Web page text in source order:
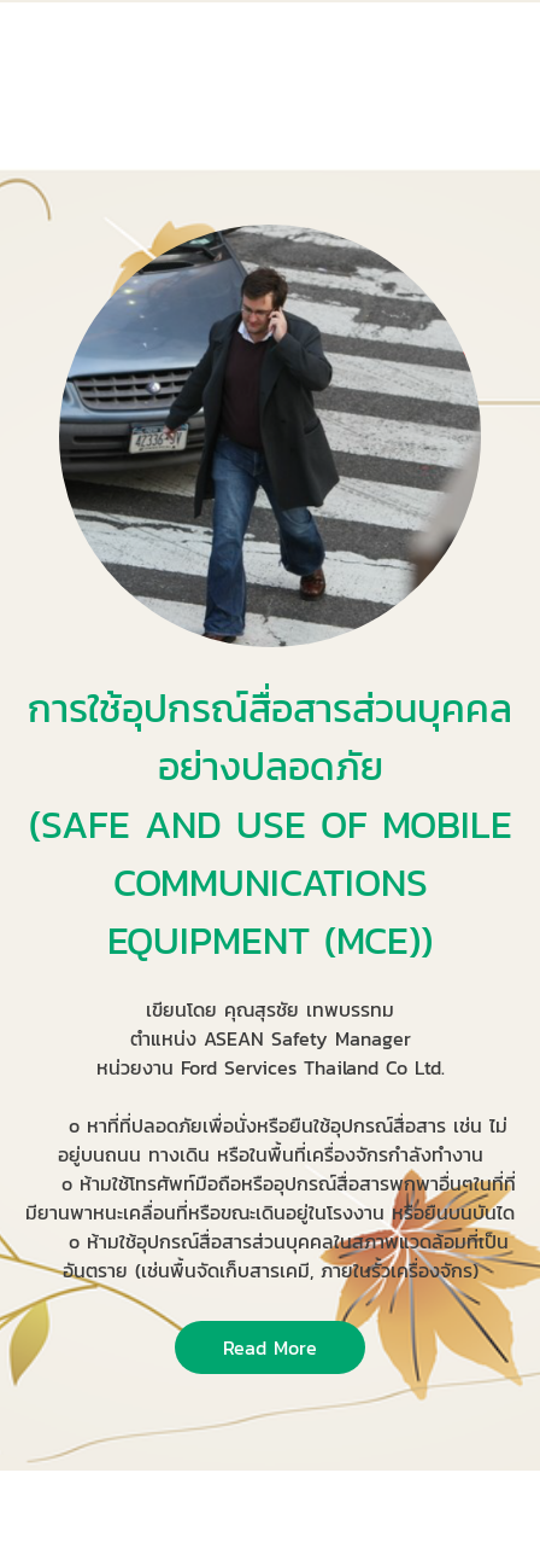
การใช้อุปกรณ์สื่อสารส่วนบุคคล
อย่างปลอดภัย
(SAFE AND USE OF MOBILE
COMMUNICATIONS
EQUIPMENT (MCE))
เขียนโดย คุณสุรชัย เทพบรรทม
ตำแหน่ง ASEAN Safety Manager
หน่วยงาน Ford Services Thailand Co Ltd.
o หาที่ที่ปลอดภัยเพื่อนั่งหรือยืนใช้อุปกรณ์สื่อสาร เช่น ไม่
อยู่บนถนน ทางเดิน หรือในพื้นที่เครื่องจักรกำลังทำงาน
o ห้ามใช้โทรศัพท์มือถือหรืออุปกรณ์สื่อสารพกพาอื่นๆในที่ที่
มียานพาหนะเคลื่อนที่หรือขณะเดินอยู่ในโรงงาน หรือยืนบนบันได
o ห้ามใช้อุปกรณ์สื่อสารส่วนบุคคลในสภาพแวดล้อมที่เป็น
อันตราย (เช่นพื้นจัดเก็บสารเคมี, ภายในรั้วเครื่องจักร)
Read More